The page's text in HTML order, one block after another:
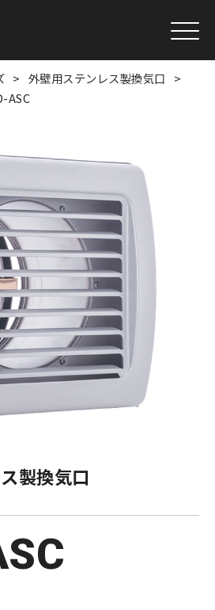
外壁用ステンレス製換気口
ASC
製換気口